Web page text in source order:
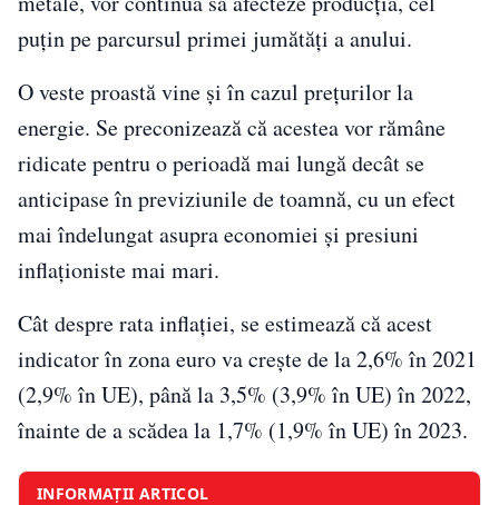
puţin pe parcursul primei jumătăţi a anului.
O veste proastă vine şi în cazul preţurilor la
energie. Se preconizează că acestea vor rămâne
ridicate pentru o perioadă mai lungă decât se
anticipase în previziunile de toamnă, cu un efect
mai îndelungat asupra economiei şi presiuni
inflaţioniste mai mari.
Cât despre rata inflaţiei, se estimează că acest
indicator în zona euro va creşte de la 2,6% în 2021
(2,9% în UE), până la 3,5% (3,9% în UE) în 2022,
înainte de a scădea la 1,7% (1,9% în UE) în 2023.
INFORMAȚII ARTICOL